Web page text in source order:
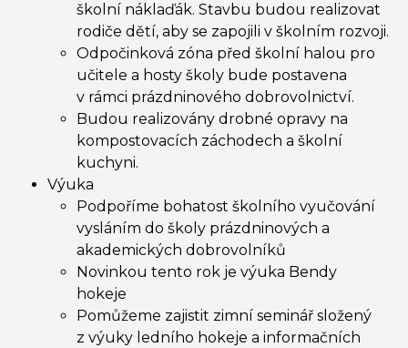
školní náklaďák. Stavbu budou realizovat
rodiče dětí, aby se zapojili v školním rozvoji.
Odpočinková zóna před školní halou pro
učitele a hosty školy bude postavena
v rámci prázdninového dobrovolnictví.
Budou realizovány drobné opravy na
kompostovacích záchodech a školní
kuchyni.
Výuka
Podpoříme bohatost školního vyučování
vysláním do školy prázdninových a
akademických dobrovolníků
Novinkou tento rok je výuka Bendy
hokeje
Pomůžeme zajistit zimní seminář složený
z výuky ledního hokeje a informačních